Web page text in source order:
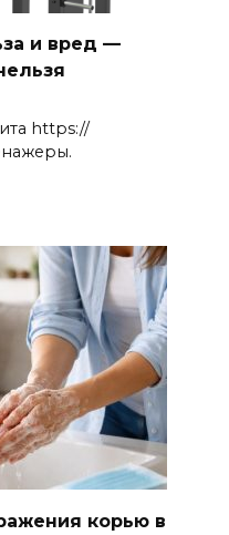
и вред —
https://
корью в